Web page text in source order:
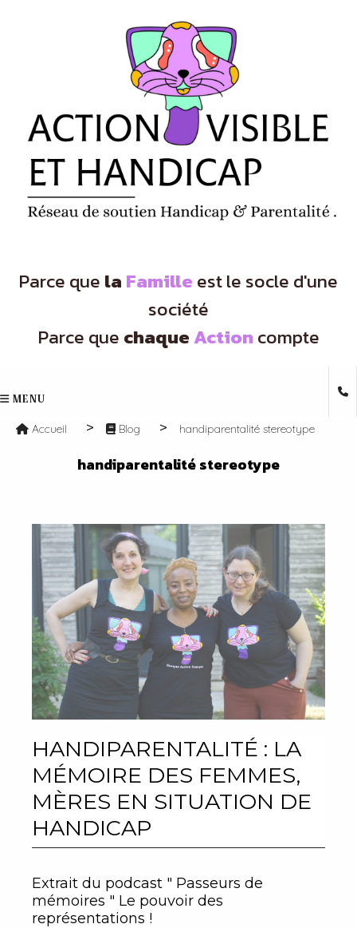
Parce que la Famille est le socle d'une
société
Parce que chaqueAction compte
MENU
Accueil Blog handiparentalité stereotype
handiparentalité stereotype
HANDIPARENTALITÉ : LA
MÉMOIRE DES FEMMES,
MÈRES EN SITUATION DE
HANDICAP
Extrait du podcast " Passeurs de
mémoires " Le pouvoir des
représentations !